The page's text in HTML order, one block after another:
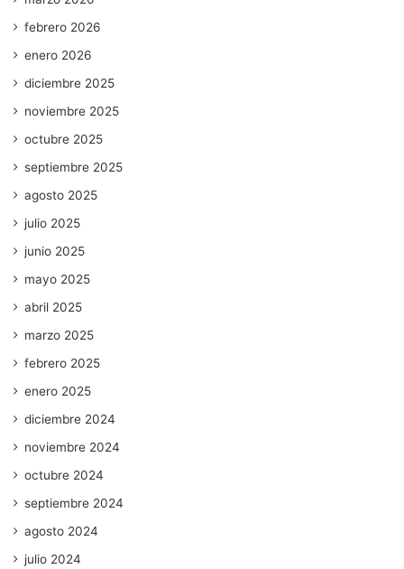
febrero 2026
enero 2026
diciembre 2025
noviembre 2025
octubre 2025
septiembre 2025
agosto 2025
julio 2025
junio 2025
mayo 2025
abril 2025
marzo 2025
febrero 2025
enero 2025
diciembre 2024
noviembre 2024
octubre 2024
septiembre 2024
agosto 2024
julio 2024